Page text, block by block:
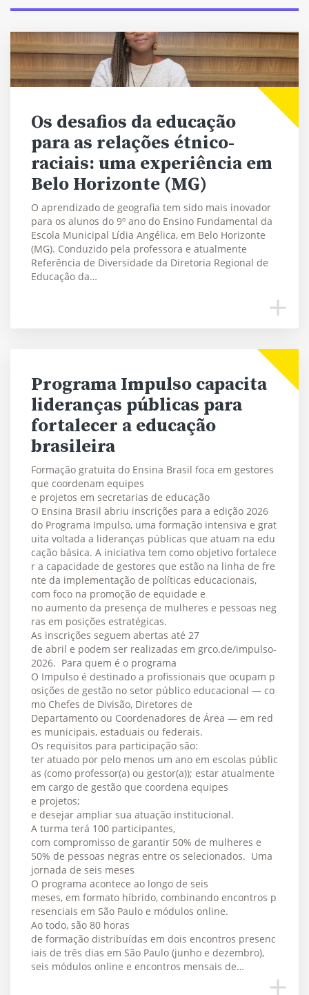
Os desafios da educação
para as relações étnico-
raciais: uma experiência em
Belo Horizonte (MG)
O aprendizado de geografia tem sido mais inovador
para os alunos do 9º ano do Ensino Fundamental da
Escola Municipal Lídia Angélica, em Belo Horizonte
(MG). Conduzido pela professora e atualmente
Referência de Diversidade da Diretoria Regional de
Educação da…
Programa Impulso capacita
lideranças públicas para
fortalecer a educação
brasileira
Formação gratuita do Ensina Brasil foca em gestores
que coordenam equipes
e projetos em secretarias de educação
O Ensina Brasil abriu inscrições para a edição 2026
do Programa Impulso, uma formação intensiva e grat
uita voltada a lideranças públicas que atuam na edu
cação básica. A iniciativa tem como objetivo fortalece
r a capacidade de gestores que estão na linha de fre
nte da implementação de políticas educacionais,
com foco na promoção de equidade e
no aumento da presença de mulheres e pessoas neg
ras em posições estratégicas.
As inscrições seguem abertas até 27
de abril e podem ser realizadas em grco.de/impulso-
2026. Para quem é o programa
O Impulso é destinado a profissionais que ocupam p
osições de gestão no setor público educacional — co
mo Chefes de Divisão, Diretores de
Departamento ou Coordenadores de Área — em red
es municipais, estaduais ou federais.
Os requisitos para participação são:
ter atuado por pelo menos um ano em escolas públic
as (como professor(a) ou gestor(a)); estar atualmente
em cargo de gestão que coordena equipes
e projetos;
e desejar ampliar sua atuação institucional.
A turma terá 100 participantes,
com compromisso de garantir 50% de mulheres e
50% de pessoas negras entre os selecionados. Uma
jornada de seis meses
O programa acontece ao longo de seis
meses, em formato híbrido, combinando encontros p
resenciais em São Paulo e módulos online.
Ao todo, são 80 horas
de formação distribuídas em dois encontros presenc
iais de três dias em São Paulo (junho e dezembro),
seis módulos online e encontros mensais de…